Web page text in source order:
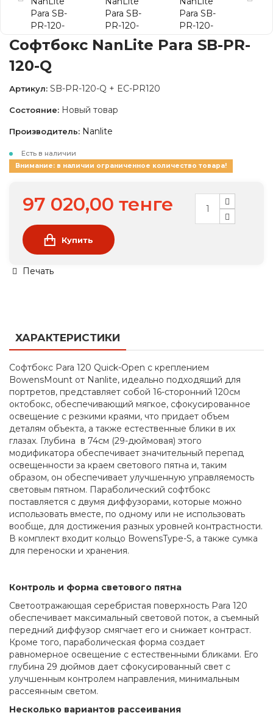
Софтбокс NanLite Para SB-PR-
120-Q
Артикул: SB-PR-120-Q + EC-PR120
Состояние: Новый товар
Производитель: Nanlite
Есть в наличии
Внимание: в наличии ограниченное количество товара!
97 020,00 тенге
Купить
Печать
ХАРАКТЕРИСТИКИ
Cофтбокс Para 120 Quick-Open с креплением
BowensMount от Nanlite, идеально подходящий для
портретов, представляет собой 16-сторонний 120см
октобокс, обеспечивающий мягкое, сфокусированное
освещение с резкими краями, что придает объем
деталям объекта, а также естественные блики в их
глазах. Глубина в 74см (29-дюймовая) этого
модификатора обеспечивает значительный перепад
освещенности за краем светового пятна и, таким
образом, он обеспечивает улучшенную управляемость
световым пятном. Параболический софтбокс
поставляется с двумя диффузорами, которые можно
использовать вместе, по одному или не использовать
вообще, для достижения разных уровней контрастности.
В комплект входит кольцо BowensType-S, а также сумка
для переноски и хранения.
Контроль и форма светового пятна
Светоотражающая серебристая поверхность Para 120
обеспечивает максимальный световой поток, а съемный
передний диффузор смягчает его и снижает контраст.
Кроме того, параболическая форма создает
равномерное освещение с естественными бликами. Его
глубина 29 дюймов дает сфокусированный свет с
улучшенным контролем направления, минимальным
рассеянным светом.
Несколько вариантов рассеивания